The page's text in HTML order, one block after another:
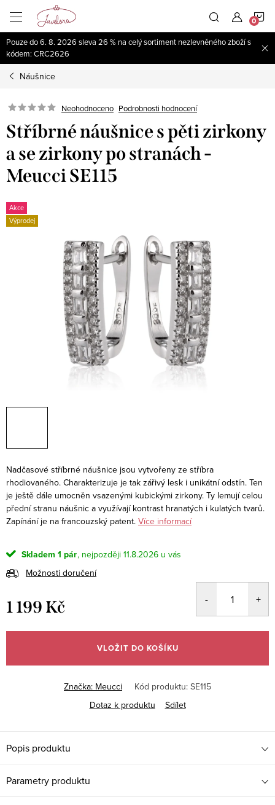
obsah
Pouze do 6. 8. 2026 sleva 26 % na celý sortiment nezlevněného zboží s
kódem: CRC2626
Náušnice
Neohodnoceno Podrobnosti hodnocení
Stříbrné náušnice s pěti zirkony
a se zirkony po stranách -
Meucci SE115
Akce
Výprodej
Nadčasové stříbrné náušnice jsou vytvořeny ze stříbra
rhodiovaného. Charakterizuje je tak zářivý lesk i unikátní odstín. Ten
je ještě dále umocněn vsazenými kubickými zirkony. Ty lemují celou
přední stranu náušnic a využívají kontrast hranatých i kulatých tvarů.
Zapínání je na francouzský patent. Více informací
Skladem 1 pár
11.8.2026
Možnosti doručení
1 199 Kč
cena:
VLOŽIT DO KOŠÍKU
Značka: Meucci Kód produktu: SE115
Dotaz k produktu
Sdílet
Popis produktu
Parametry produktu